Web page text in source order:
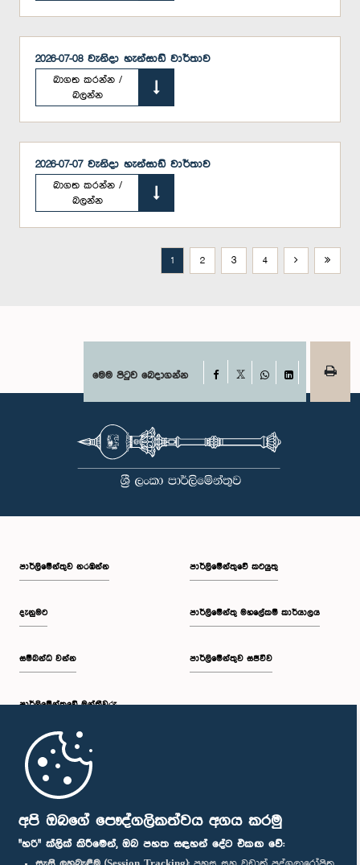
අපි ඔබගේ පෞද්ගලිකත්වය අගය කරමු
"හරි" ක්ලික් කිරීමෙන්, ඔබ පහත සඳහන් දේට එකඟ වේ:
2026-07-08 වැනිදා හැන්සාඩ් වාර්තාව
බාගත කරන්න /
බලන්න
2026-07-07 වැනිදා හැන්සාඩ් වාර්තාව
බාගත කරන්න /
බලන්න
1 2 3 4
මෙම පිටුව බෙදාගන්න Facebook
WhatsAppLinkedIn
පාර්ලි‌මේන්තුව නරඹන්න
දැනුමට
සම්බන්ධ වන්න
පාර්ලි‌මේන්තුවේ මන්ත්‍රීවරු
මුල් පිටුව
පාර්ලිමේන්තුවේ කටයුතු
පාර්ලිමේන්තු මහලේකම් කාර්යාලය
පාර්ලිමේන්තුව සජීවීව
පාර්ලිමේන්තු ජංගම යෙදුම